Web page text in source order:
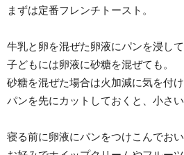
まずは定番フレンチトースト。
牛乳と卵を混ぜた卵液にパンを浸し
子どもには卵液に砂糖を混ぜても。
砂糖を混ぜた場合は火加減に気を付け
パンを先にカットしておくと、小さ
寝る前に卵液にパンをつけこんでおい